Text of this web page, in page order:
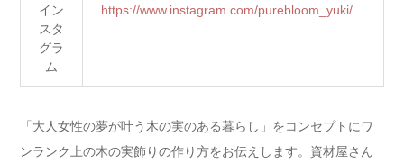
イン
スタ
グラ
ム
https://www.instagram.com/purebloom_yuki/
「大人女性の夢が叶う木の実のある暮らし」をコンセプトにワ
ンランク上の木の実飾りの作り方をお伝えします。資材屋さん